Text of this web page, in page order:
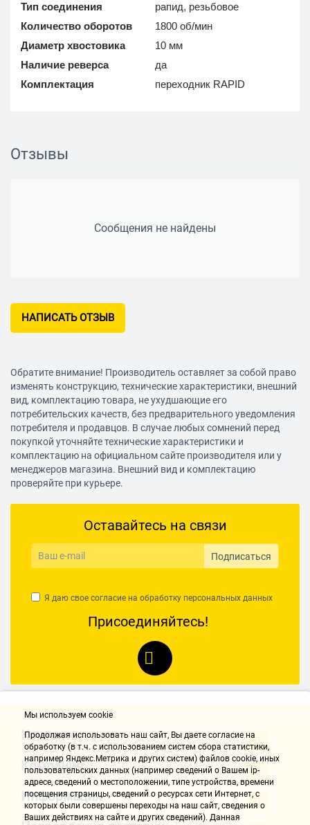
Тип соединения
рапид, резьбовое
Количество оборотов
1800 об/мин
Диаметр хвостовика
10 мм
Наличие реверса
да
Комплектация
переходник RAPID
Отзывы
Сообщения не найдены
НАПИСАТЬ ОТЗЫВ
Обратите внимание! Производитель оставляет за собой право
изменять конструкцию, технические характеристики, внешний
вид, комплектацию товара, не ухудшающие его
потребительских качеств, без предварительного уведомления
потребителя и продавцов. В случае любых сомнений перед
покупкой уточняйте технические характеристики и
комплектацию на официальном сайте производителя или у
менеджеров магазина. Внешний вид и комплектацию
проверяйте при курьере.
Оставайтесь на связи
Подписаться
Я даю свое согласие на обработку персональных данных
Присоединяйтесь!
Контакты
Компания
Информация
Мы используем cookie
Продолжая использовать наш cайт, Вы даете согласие на
обработку (в т.ч. с использованием систем сбора статистики,
например Яндекс.Метрика и других систем) файлов cookie, иных
пользовательских данных (например сведений о Вашем ip-
адресе, сведений о местоположении, типе устройства, времени
посещения страницы, сведений о ресурсах сети Интернет, с
которых были совершены переходы на наш сайт, сведения о
Ваших действиях на сайте и других сведений). Данная